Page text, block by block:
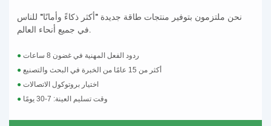
نحن ملتزمون بتوفير منتجات طاقة جديدة "أكثر ذكاءً وأمانًا" للناس
في جميع أنحاء العالم.
●
ردود الفعل المهنية في غضون 8 ساعات
●
أكثر من 15 عامًا من الخبرة في البحث والتصنيع
●اختيار بروتوكول الاتصالات
●
وقت تسليم العينة: 7-30 يومًا